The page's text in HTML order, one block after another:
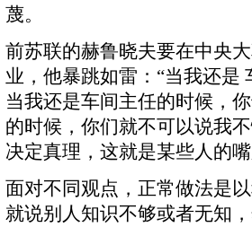
蔑。
前苏联的赫鲁晓夫要在中央
业，他暴跳如雷：“当我还是
当我还是车间主任的时候，
的时候，你们就不可以说我
决定真理，这就是某些人的嘴
面对不同观点，正常做法是
就说别人知识不够或者无知